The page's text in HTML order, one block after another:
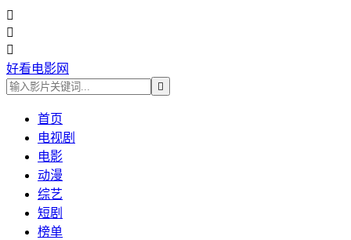



好看电影网

首页
电视剧
电影
动漫
综艺
短剧
榜单